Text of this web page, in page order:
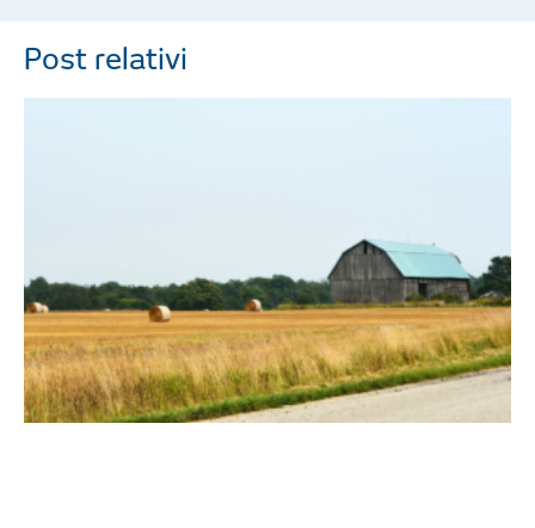
Post relativi